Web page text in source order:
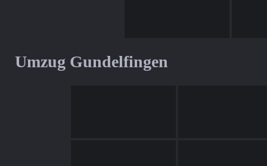
Umzug Gundelfingen